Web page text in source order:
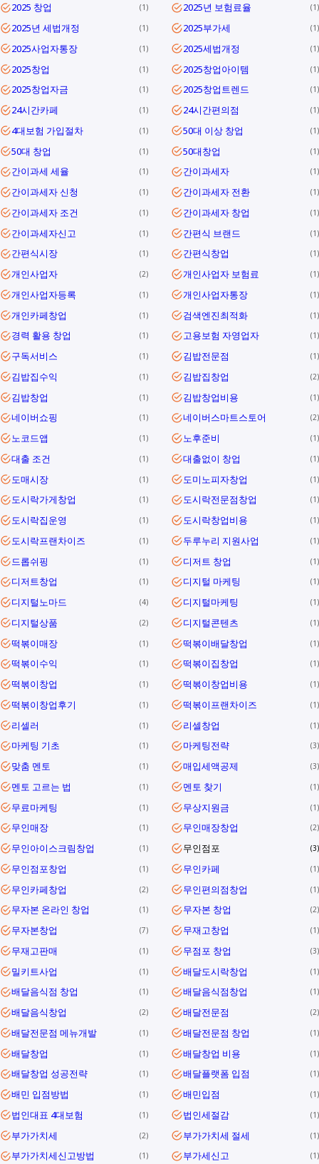
2025 창업 1 2025년 보험료율 1
2025년 세법개정 1 2025부가세 1
2025사업자통장 1 2025세법개정 1
2025창업 1 2025창업아이템 1
2025창업자금 1 2025창업트렌드 1
24시간카페 1 24시간편의점 1
4대보험 가입절차 1 50대 이상 창업 1
50대 창업 1 50대창업 1
간이과세 세율 1 간이과세자 1
간이과세자 신청 1 간이과세자 전환 1
간이과세자 조건 1 간이과세자 창업 1
간이과세자신고 1 간편식 브랜드 1
간편식시장 1 간편식창업 1
개인사업자 2 개인사업자 보험료 1
개인사업자등록 1 개인사업자통장 1
개인카페창업 1 검색엔진최적화 1
경력 활용 창업 1 고용보험 자영업자 1
구독서비스 1 김밥전문점 1
김밥집수익 1 김밥집창업 2
김밥창업 1 김밥창업비용 1
네이버쇼핑 1 네이버스마트스토어 2
노코드앱 1 노후준비 1
대출 조건 1 대출없이 창업 1
도매시장 1 도미노피자창업 1
도시락가게창업 1 도시락전문점창업 1
도시락집운영 1 도시락창업비용 1
도시락프랜차이즈 1 두루누리 지원사업 1
드롭쉬핑 1 디저트 창업 1
디저트창업 1 디지털 마케팅 1
디지털노마드 4 디지털마케팅 1
디지털상품 2 디지털콘텐츠 1
떡볶이매장 1 떡볶이배달창업 1
떡볶이수익 1 떡볶이집창업 1
떡볶이창업 1 떡볶이창업비용 1
떡볶이창업후기 1 떡볶이프랜차이즈 1
리셀러 1 리셀창업 1
마케팅 기초 1 마케팅전략 3
맞춤 멘토 1 매입세액공제 3
멘토 고르는 법 1 멘토 찾기 1
무료마케팅 1 무상지원금 1
무인매장 1 무인매장창업 2
무인아이스크림창업 1 무인점포 3
무인점포창업 1 무인카페 1
무인카페창업 2 무인편의점창업 1
무자본 온라인 창업 1 무자본 창업 2
무자본창업 7 무재고창업 1
무재고판매 1 무점포 창업 3
밀키트사업 1 배달도시락창업 1
배달음식점 창업 1 배달음식점창업 1
배달음식창업 2 배달전문점 2
배달전문점 메뉴개발 1 배달전문점 창업 1
배달창업 1 배달창업 비용 1
배달창업 성공전략 1 배달플랫폼 입점 1
배민 입점방법 1 배민입점 1
법인대표 4대보험 1 법인세절감 1
부가가치세 2 부가가치세 절세 1
부가가치세신고방법 1 부가세신고 1